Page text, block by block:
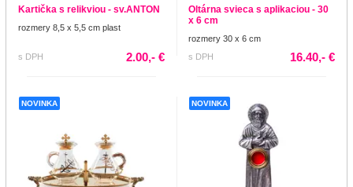
Kartička s relikviou - sv.ANTON
rozmery 8,5 x 5,5 cm plast
s DPH 2.00,- €
Oltárna svieca s aplikaciou - 30
x 6 cm
rozmery 30 x 6 cm
s DPH
16.40,- €
NOVINKA NOVINKA